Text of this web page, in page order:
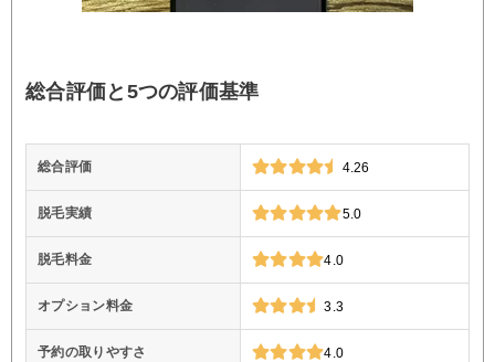
総合評価と5つの評価基準
総合評価 4.26
脱毛実績 5.0
脱毛料金 4.0
オプション料金 3.3
予約の取りやすさ 4.0